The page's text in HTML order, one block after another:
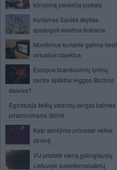
kilnojimą paverčia juokais
Kuriamas Saulės skydas
apsaugoti elektros tinklams
Monitorius kuriame galima liesti
virtualius objektus
Europos branduolinių tyrimų
centre aptiktos Higgso Bozono
daleles?
Egzistuoja šešių valandų langas baimės
prisiminimams ištrinti
Kaip senėjimo procesai veikia
atmintį
VU pristatė vieną galingiausių
Lietuvoje superkompiuterių